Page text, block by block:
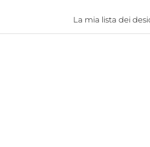
La mia lista dei